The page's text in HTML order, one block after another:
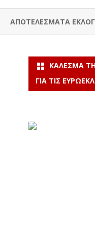
ΑΠΟΤΕΛΕΣΜΑΤΑ
ΚΆΛΕΣΜΑ
ΓΙΑ ΤΙΣ